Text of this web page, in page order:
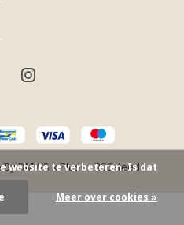
ByDMWS xPlus+-RSS-feed
website te verbeteren. Is dat
Meer over cookies »